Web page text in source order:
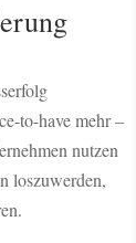
to-have mehr –
nutzen
loszuwerden,